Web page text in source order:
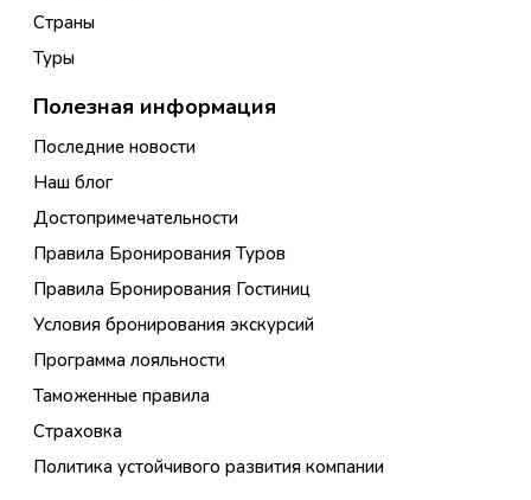
Страны
Туры
Полезная информация
Последние новости
Наш блог
Достопримечательности
Правила Бронирования Туров
Правила Бронирования Гостиниц
Условия бронирования экскурсий
Программа лояльности
Таможенные правила
Страховка
Политика устойчивого развития компании